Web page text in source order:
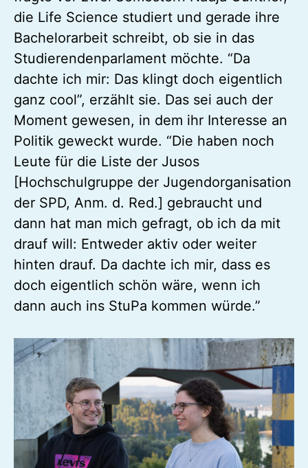
die Life Science studiert und gerade ihre
Bachelorarbeit schreibt, ob sie in das
Studierendenparlament möchte. “Da
dachte ich mir: Das klingt doch eigentlich
ganz cool”, erzählt sie. Das sei auch der
Moment gewesen, in dem ihr Interesse an
Politik geweckt wurde. “Die haben noch
Leute für die Liste der Jusos
[Hochschulgruppe der Jugendorganisation
der SPD, Anm. d. Red.] gebraucht und
dann hat man mich gefragt, ob ich da mit
drauf will: Entweder aktiv oder weiter
hinten drauf. Da dachte ich mir, dass es
doch eigentlich schön wäre, wenn ich
dann auch ins StuPa kommen würde.”